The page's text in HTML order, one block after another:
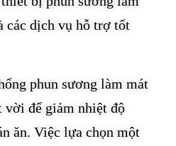
các dịch vụ hỗ trợ tốt
phun sương làm mát
vời để giảm nhiệt độ
ăn. Việc lựa chọn một